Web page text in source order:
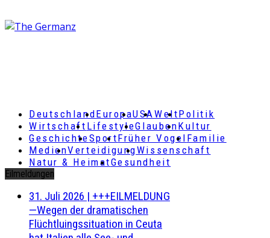
DeutschlandEuropaUSAWeltPolitik
Wirtschaft LifestyleGlaubenKultur
GeschichteSportFrüher Vogel Familie
MedienVerteidigungWissenschaft
Natur & HeimatGesundheit
Eilmeldungen
31. Juli 2026 | +++EILMELDUNG
—Wegen der dramatischen
Flüchtluingssituation in Ceuta